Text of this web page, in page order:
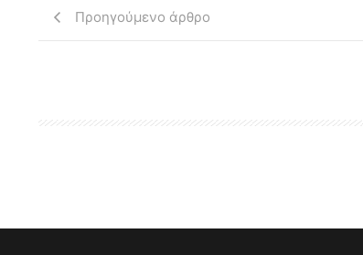
Προηγούμενο άρθρο